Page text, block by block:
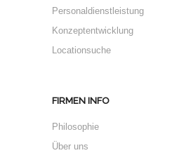
Personaldienstleistung
Konzeptentwicklung
Locationsuche
FIRMEN INFO
Philosophie
Über uns